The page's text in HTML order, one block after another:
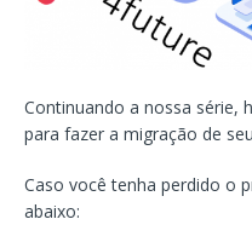
Continuando a nossa série,
para fazer a migração de
Caso você tenha perdido o
abaixo: